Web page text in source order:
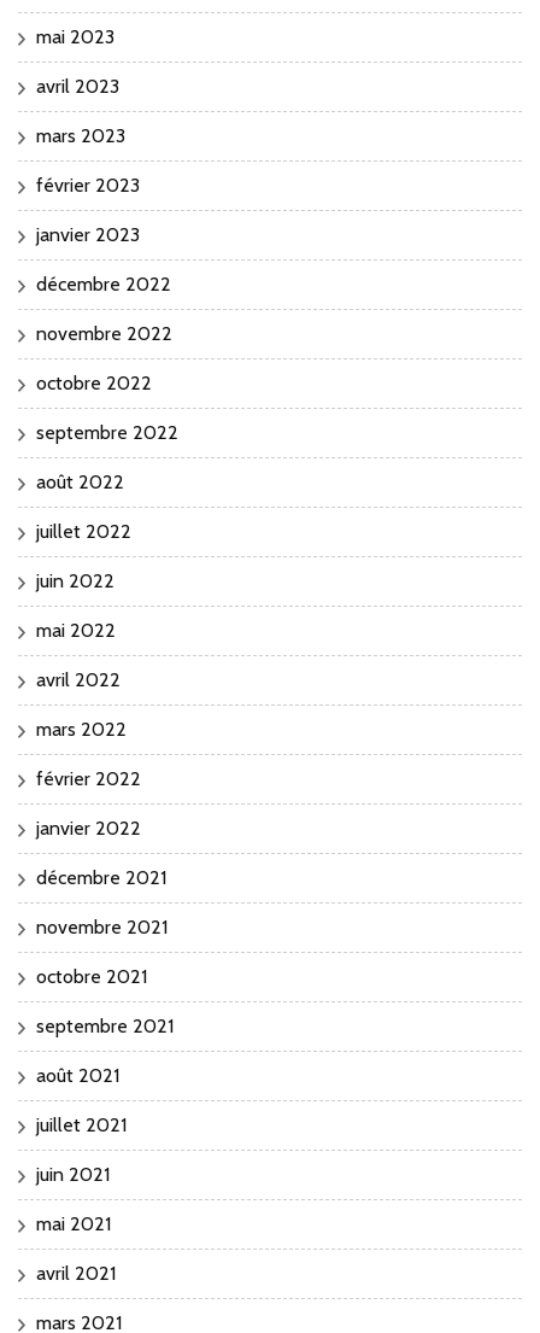
mai 2023
avril 2023
mars 2023
février 2023
janvier 2023
décembre 2022
novembre 2022
octobre 2022
septembre 2022
août 2022
juillet 2022
juin 2022
mai 2022
avril 2022
mars 2022
février 2022
janvier 2022
décembre 2021
novembre 2021
octobre 2021
septembre 2021
août 2021
juillet 2021
juin 2021
mai 2021
avril 2021
mars 2021